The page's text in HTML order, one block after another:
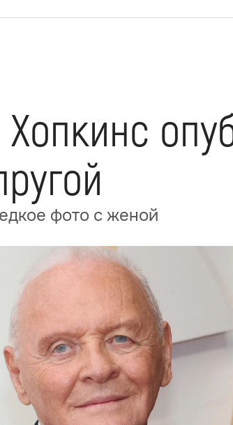
фото с женой